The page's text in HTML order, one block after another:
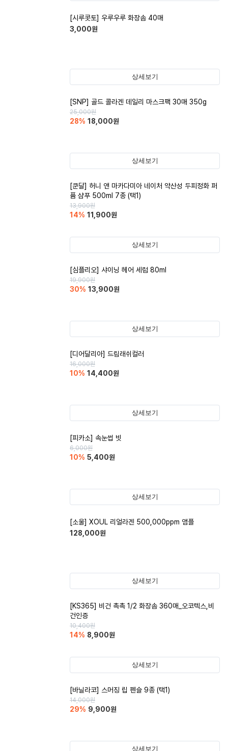
[시루콧토] 우루우루 화장솜 40매
3,000원
상세보기
[SNP] 골드 콜라겐 데일리 마스크팩 30매 350g
25,000원
28% 18,000원
상세보기
[쿤달] 허니 앤 마카다미아 네이처 약산성 두피정화 퍼
퓸 샴푸 500ml 7종 (택1)
13,900원
14% 11,900원
상세보기
[심플리오] 샤이닝 헤어 세럼 80ml
19,900원
30% 13,900원
상세보기
[디어달리아] 드림래쉬컬러
16,000원
10% 14,400원
상세보기
[피카소] 속눈썹 빗
6,000원
10% 5,400원
상세보기
[소울] XOUL 리얼라겐 500,000ppm 앰플
128,000원
상세보기
[KS365] 비건 촉촉 1/2 화장솜 360매_오코텍스,비
건인증
10,400원
14% 8,900원
상세보기
[바닐라코] 스머징 립 펜슬 9종 (택1)
14,000원
29% 9,900원
상세보기